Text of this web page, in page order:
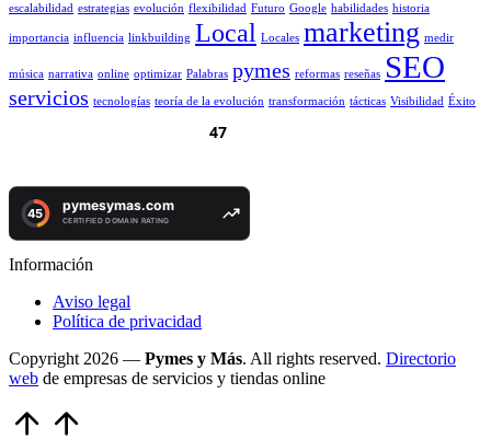
escalabilidad estrategias evolución flexibilidad Futuro Google habilidades historia
importancia influencia linkbuilding Local Locales marketing medir
música narrativa online optimizar Palabras pymes reformas reseñas SEO
servicios tecnologías teoría de la evolución transformación tácticas Visibilidad Éxito
Información
Aviso legal
Política de privacidad
Copyright 2026 — Pymes y Más. All rights reserved. Directorio
web de empresas de servicios y tiendas online